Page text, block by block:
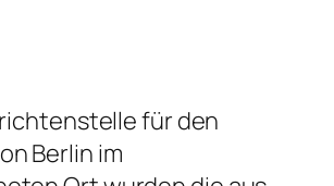
für den
Berlin im